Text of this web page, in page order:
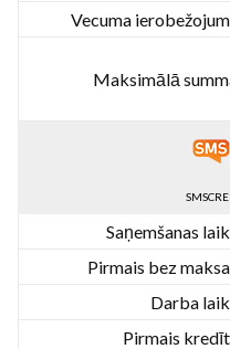
Vecuma
Maksimālā
Saņemšanas
Pirmais bez
Darba
Pirmais